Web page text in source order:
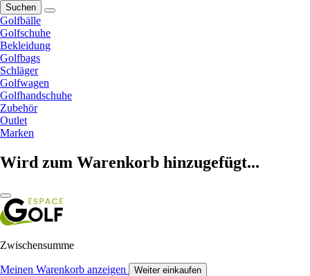
Suchen
Golfbälle
Golfschuhe
Bekleidung
Golfbags
Schläger
Golfwagen
Golfhandschuhe
Zubehör
Outlet
Marken
Wird zum Warenkorb hinzugefügt...
Zwischensumme
Meinen Warenkorb anzeigen Weiter einkaufen